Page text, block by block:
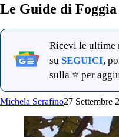
Le Guide di
Ricevi le ultime
su SEGUICI,
sulla ⭐ per
Michela Serafino27 Settembre